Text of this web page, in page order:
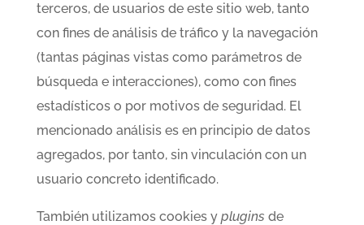
terceros, de usuarios de este sitio web, tanto
con fines de análisis de tráfico y la navegación
(tantas páginas vistas como parámetros de
búsqueda e interacciones), como con fines
estadísticos o por motivos de seguridad. El
mencionado análisis es en principio de datos
agregados, por tanto, sin vinculación con un
usuario concreto identificado.
También utilizamos cookies y plugins de